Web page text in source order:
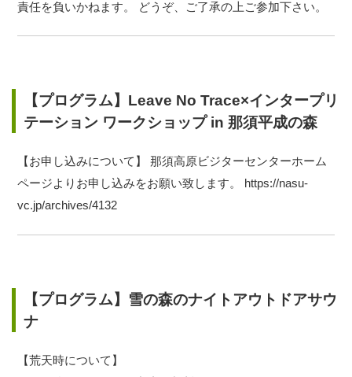
責任を負いかねます。 どうぞ、ご了承の上ご参加下さい。
【プログラム】Leave No Trace×インタープリ
テーション ワークショップ in 那須平成の森
【お申し込みについて】 那須高原ビジターセンターホーム
ページよりお申し込みをお願い致します。 https://nasu-
vc.jp/archives/4132
【プログラム】雪の森のナイトアウトドアサウ
ナ
【荒天時について】